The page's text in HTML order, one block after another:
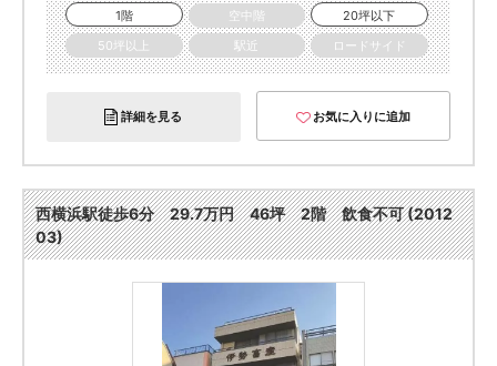
1階
空中階
20坪以下
50坪以上
駅近 ロードサイド
詳細を見る お気に入りに追加
西横浜駅徒歩6分 29.7万円 46坪 2階 飲食不可 (2012
03)